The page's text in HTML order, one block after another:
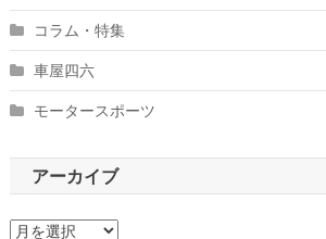
コラム・特集
車屋四六
モータースポーツ
アーカイブ
ア